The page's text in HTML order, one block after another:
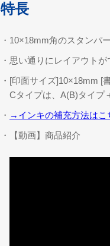
特長
・10×18mm角のスタンパ
・思い通りにレイアウト
・[印面サイズ]10×18mm [
Cタイプは、A(B)タイプ
・ →インキの補充方法はこ
・【動画】商品紹介